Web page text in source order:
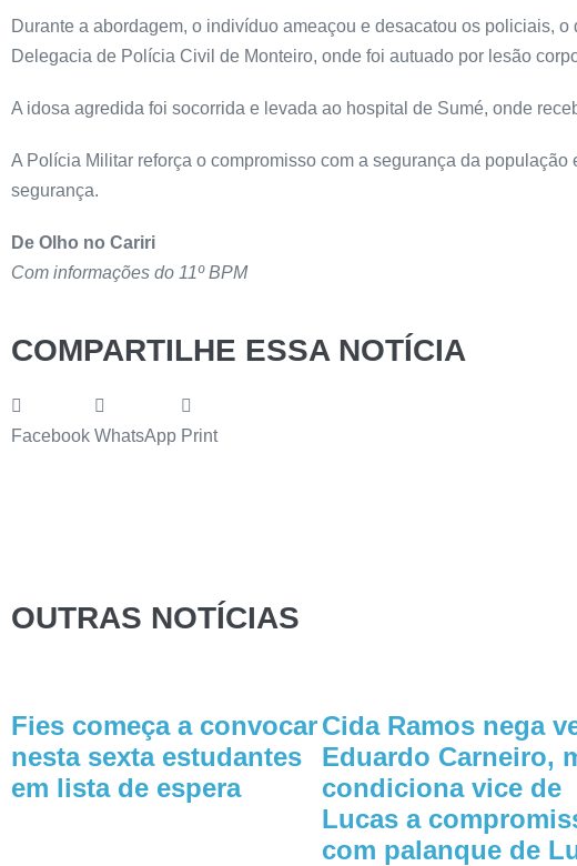
Durante a abordagem, o indivíduo ameaçou e desacatou os policiais,
Delegacia de Polícia Civil de Monteiro, onde foi autuado por lesão
A idosa agredida foi socorrida e levada ao hospital de Sumé, onde
A Polícia Militar reforça o compromisso com a segurança da
segurança.
De Olho no Cariri
Com informações do 11º BPM
COMPARTILHE ESSA NOTÍCIA
Facebook WhatsApp Print
OUTRAS NOTÍCIAS
Fies começa a convocar
nesta sexta estudantes
em lista de espera
Cida Ramos nega
Eduardo Carneiro,
condiciona vice de
Lucas a
com palanque de